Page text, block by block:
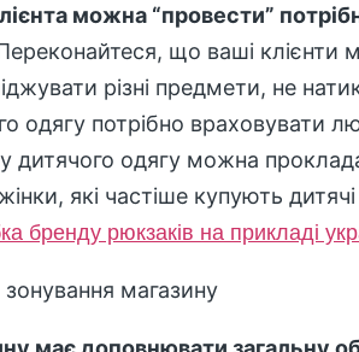
можна “провести”
що ваші клієнти
різні предмети, не
одягу потрібно враховувати
дитячого одягу можна
які частіше купують
бренду рюкзаків на прикладі